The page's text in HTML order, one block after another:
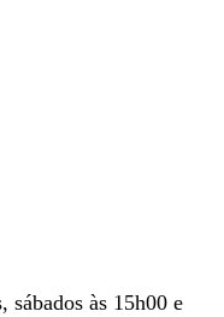
às 15h00 e